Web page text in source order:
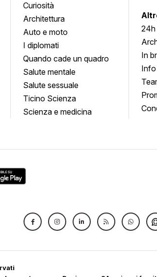
Curiosità
Architettura
Auto e moto
I diplomati
Quando cade un quadro
Salute mentale
Salute sessuale
Ticino Scienza
Scienza e medicina
24h
In